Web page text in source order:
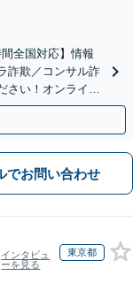
全国対応】情報
詐欺／コンサル詐
さい！オンライン
でお問い合わせ
インタビュ
ーを見る
東京都